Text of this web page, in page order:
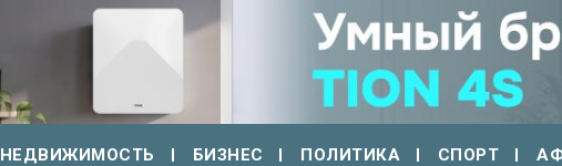
НЕДВИЖИМОСТЬ БИЗНЕС ПОЛИТИКА СПОРТ